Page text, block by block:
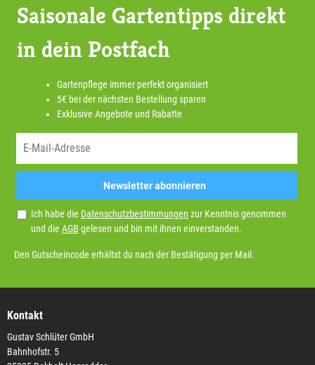
Saisonale Gartentipps direkt
in dein Postfach
Gartenpflege immer perfekt organisiert
5€ bei der nächsten Bestellung sparen
Exklusive Angebote und Rabatte
Newsletter abonnieren
Ich habe die Datenschutzbestimmungen zur Kenntnis genommen
und die AGB gelesen und bin mit ihnen einverstanden.
Den Gutscheincode erhältst du nach der Bestätigung per Mail.
Kontakt
Gustav Schlüter GmbH
Bahnhofstr. 5